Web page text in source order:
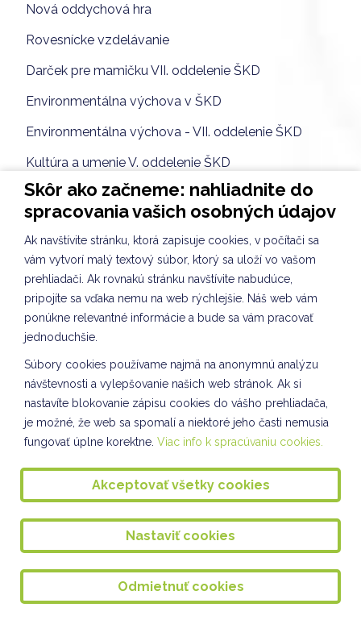
Nová oddychová hra
Rovesnícke vzdelávanie
Darček pre mamičku VII. oddelenie ŠKD
Environmentálna výchova v ŠKD
Environmentálna výchova - VII. oddelenie ŠKD
Kultúra a umenie V. oddelenie ŠKD
Rozprávkový večer
Turnaj vo vybíjanej medzi štvrtákmi
Hodina výtvarnej výchovy v IV.A
VLASTIVEDA IV.A projektové vyučovanie
DEŇ V MASKÁCH - ŠAŠINKA JARINKA v II.A a II.B
DEŇ V MASKÁCH
KURZ LEZENIA II. skupina
KURZ LEZENIA V ŠKD I. skupina
Interaktívna beseda
Environmentálna výchova v ŠKD
HVIEZDOSLAVOV KUBÍN školské kolo I. stupeň
Lyžiarsky výcvikový kurz 2025
Kultúra a umenie VII. oddelenie ŠKD
Skôr ako začneme: nahliadnite do
spracovania vašich osobných údajov
Ak navštívite stránku, ktorá zapisuje cookies, v počítači sa
vám vytvorí malý textový súbor, ktorý sa uloží vo vašom
prehliadači. Ak rovnakú stránku navštívite nabudúce,
pripojíte sa vďaka nemu na web rýchlejšie. Náš web vám
ponúkne relevantné informácie a bude sa vám pracovať
jednoduchšie.
Súbory cookies používame najmä na anonymnú analýzu
návštevnosti a vylepšovanie našich web stránok. Ak si
nastavíte blokovanie zápisu cookies do vášho prehliadača,
je možné, že web sa spomalí a niektoré jeho časti nemusia
fungovať úplne korektne. Viac info k spracúvaniu cookies.
Akceptovať všetky cookies
Nastaviť cookies
Odmietnuť cookies